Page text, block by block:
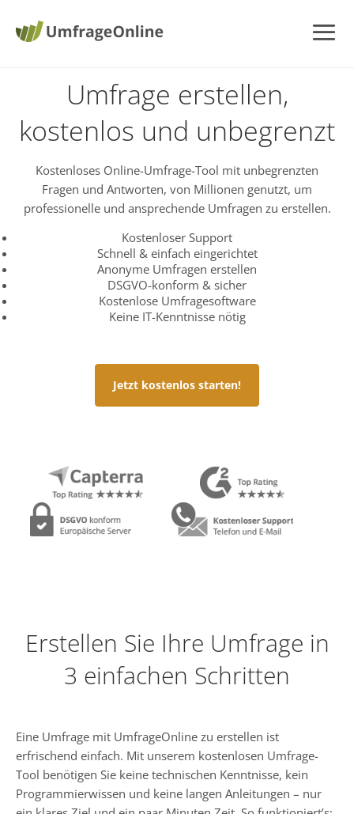
Umfrage erstellen,
kostenlos und unbegrenzt
Kostenloses Online-Umfrage-Tool mit unbegrenzten
Fragen und Antworten, von Millionen genutzt, um
professionelle und ansprechende Umfragen zu erstellen.
Kostenloser Support
Schnell & einfach eingerichtet
Anonyme Umfragen erstellen
DSGVO-konform & sicher
Kostenlose Umfragesoftware
Keine IT-Kenntnisse nötig
Jetzt kostenlos starten!
Erstellen Sie Ihre Umfrage in
3 einfachen Schritten
Eine Umfrage mit UmfrageOnline zu erstellen ist
erfrischend einfach. Mit unserem kostenlosen Umfrage-
Tool benötigen Sie keine technischen Kenntnisse, kein
Programmierwissen und keine langen Anleitungen – nur